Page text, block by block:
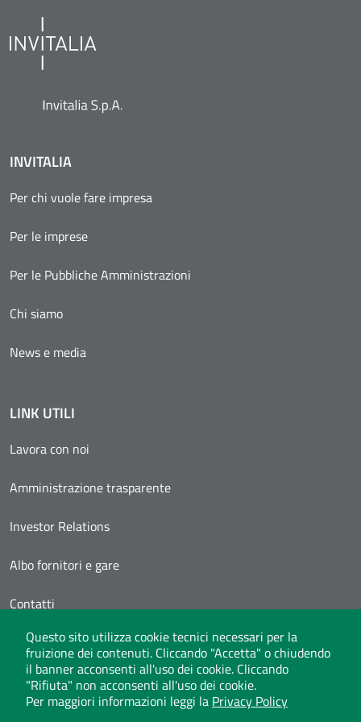
Questo sito utilizza cookie tecnici necessari per la
fruizione dei contenuti. Cliccando "Accetta" o chiudendo
il banner acconsenti all'uso dei cookie. Cliccando
"Rifiuta" non acconsenti all'uso dei cookie.
Per maggiori informazioni leggi la Privacy Policy
INVITALIA
Per chi vuole fare impresa
Per le imprese
Per le Pubbliche Amministrazioni
Chi siamo
News e media
LINK UTILI
Lavora con noi
Amministrazione trasparente
Investor Relations
Albo fornitori e gare
Contatti
Area Personale